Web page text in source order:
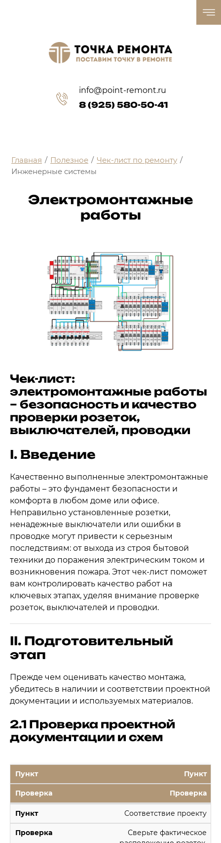
info@point-remont.ru
8 (925) 580-50-41
Главная / Полезное / Чек-лист по ремонту /
Инженерные системы
Электромонтажные
работы
Чек-лист:
электромонтажные работы
– безопасность и качество
проверки розеток,
выключателей, проводки
I. Введение
Качественно выполненные электромонтажные
работы – это фундамент безопасности и
комфорта в любом доме или офисе.
Неправильно установленные розетки,
ненадежные выключатели или ошибки в
проводке могут привести к серьезным
последствиям: от выхода из строя бытовой
техники до поражения электрическим током и
возникновения пожара. Этот чек-лист поможет
вам контролировать качество работ на
ключевых этапах, уделяя внимание проверке
розеток, выключателей и проводки.
II. Подготовительный
этап
Прежде чем оценивать качество монтажа,
убедитесь в наличии и соответствии проектной
документации и используемых материалов.
2.1 Проверка проектной
документации и схем
Пункт
Проверка
Соответствие проекту
Сверьте фактическое